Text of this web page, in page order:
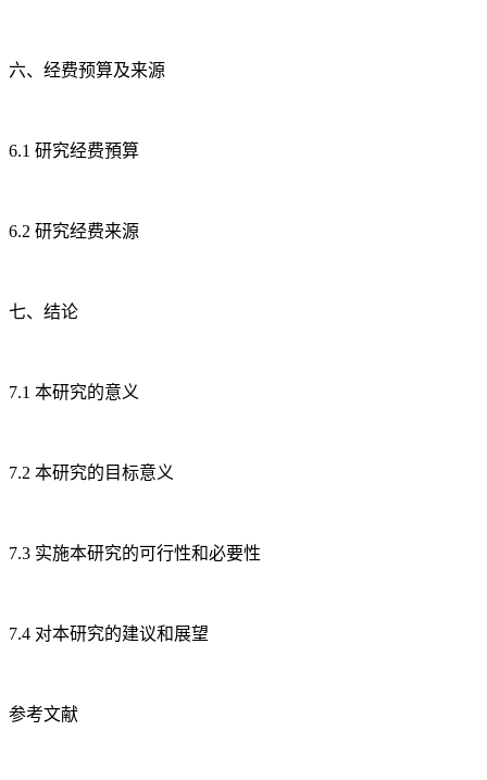
六、经费预算及来源
6.1 研究经费預算
6.2 研究经费来源
七、结论
7.1 本研究的意义
7.2 本研究的目标意义
7.3 实施本研究的可行性和必要性
7.4 对本研究的建议和展望
参考文献